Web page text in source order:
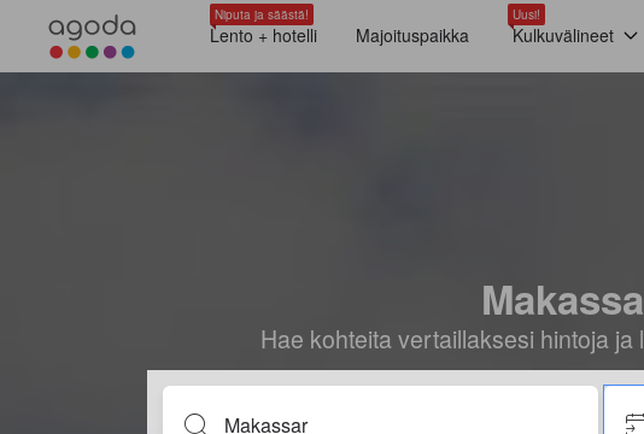
Niputa ja säästä!
Lento + hotelli Majoituspaikka
Uusi!
Kulkuvälineet
Hae kohteita vertaillaksesi hintoja